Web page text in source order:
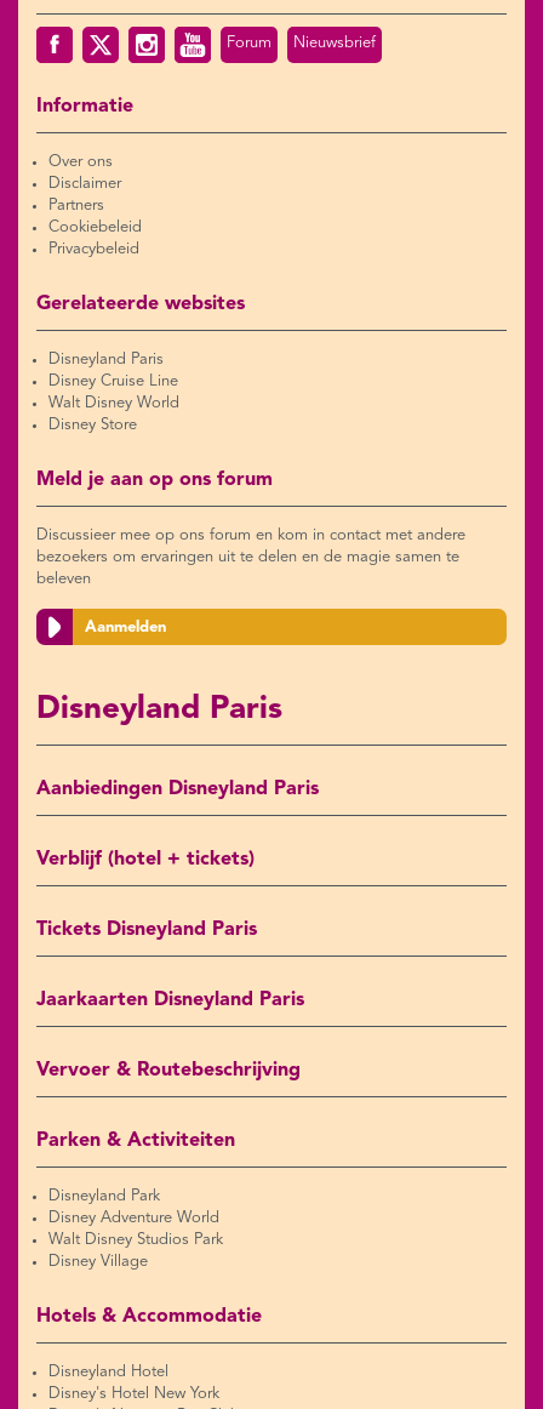
Forum Nieuwsbrief
Informatie
Over ons
Disclaimer
Partners
Cookiebeleid
Privacybeleid
Gerelateerde websites
Disneyland Paris
Disney Cruise Line
Walt Disney World
Disney Store
Meld je aan op ons forum
Discussieer mee op ons forum en kom in contact met andere
bezoekers om ervaringen uit te delen en de magie samen te
beleven
Aanmelden
Disneyland Paris
Aanbiedingen Disneyland Paris
Verblijf (hotel + tickets)
Tickets Disneyland Paris
Jaarkaarten Disneyland Paris
Vervoer & Routebeschrijving
Parken & Activiteiten
Disneyland Park
Disney Adventure World
Walt Disney Studios Park
Disney Village
Hotels & Accommodatie
Disneyland Hotel
Disney's Hotel New York